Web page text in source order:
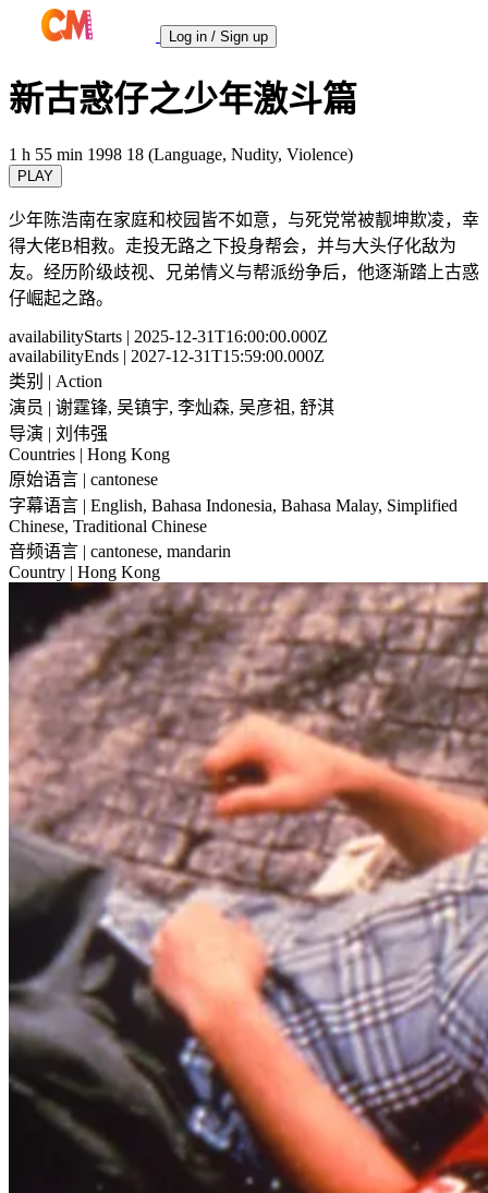
Log in / Sign up
新古惑仔之少年激斗篇
1 h 55 min 1998 18 (Language, Nudity, Violence)
PLAY
少年陈浩南在家庭和校园皆不如意，与死党常被靓坤欺凌，幸
得大佬B相救。走投无路之下投身帮会，并与大头仔化敌为
友。经历阶级歧视、兄弟情义与帮派纷争后，他逐渐踏上古惑
仔崛起之路。
availabilityStarts | 2025-12-31T16:00:00.000Z
availabilityEnds | 2027-12-31T15:59:00.000Z
类别 | Action
演员 | 谢霆锋, 吴镇宇, 李灿森, 吴彦祖, 舒淇
导演 | 刘伟强
Countries | Hong Kong
原始语言 | cantonese
字幕语言 | English, Bahasa Indonesia, Bahasa Malay, Simplified
Chinese, Traditional Chinese
音频语言 | cantonese, mandarin
Country | Hong Kong